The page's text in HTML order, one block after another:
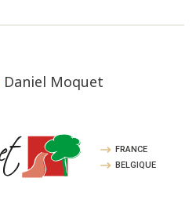
Daniel Moquet
FRANCE
BELGIQUE